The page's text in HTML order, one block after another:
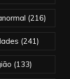
(216)
(241)
(133)